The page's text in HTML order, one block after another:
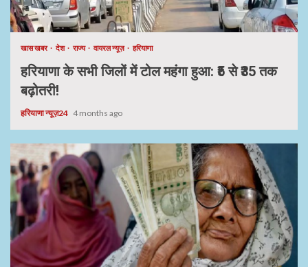
खास खबर देश राज्य वायरल न्यूज़ हरियाणा
हरियाणा के सभी जिलों में टोल महंगा हुआ: ₹5 से ₹35 तक
बढ़ोतरी!
हरियाणा न्यूज़24 4 months ago